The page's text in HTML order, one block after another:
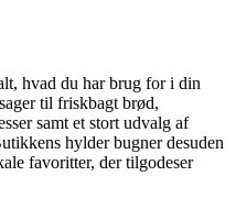
hvad du har brug for i din
til friskbagt brød,
samt et stort udvalg af
hylder bugner desuden
favoritter, der tilgodeser